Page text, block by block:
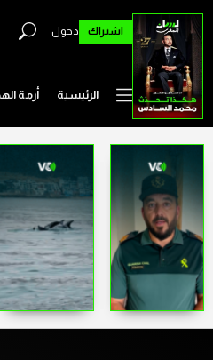
اشتراك دخول
الرئيسية أزمة